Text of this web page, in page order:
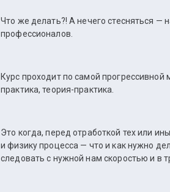
Что же делать?! А нечего стесняться —
профессионалов.
Курс проходит по самой прогрессивной
практика, теория-практика.
Это когда, перед отработкой тех или
и физику процесса — что и как нужно
следовать с нужной нам скоростью и в